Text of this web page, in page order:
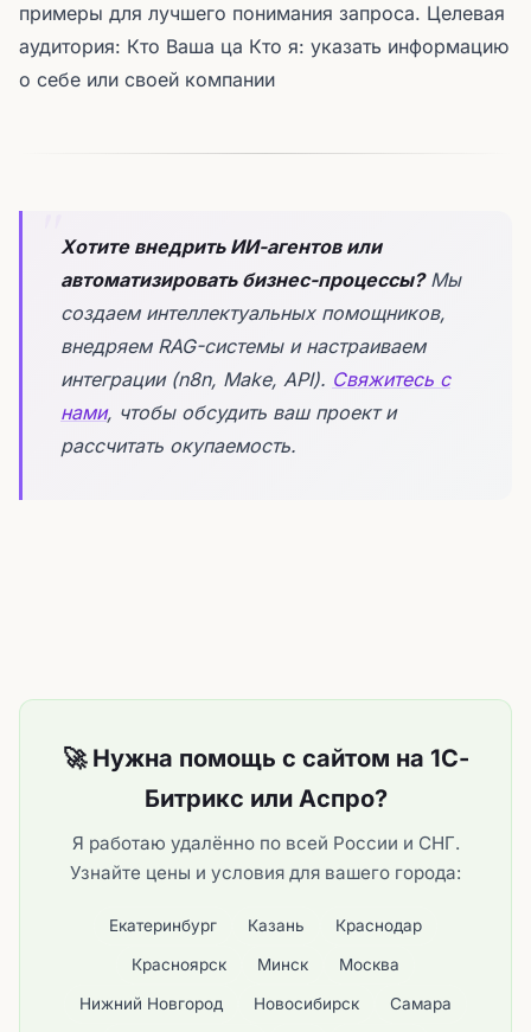
примеры для лучшего понимания запроса. Целевая
аудитория: Кто Ваша ца Кто я: указать информацию
о себе или своей компании
Хотите внедрить ИИ-агентов или
автоматизировать бизнес-процессы?Мы
создаем интеллектуальных помощников,
внедряем RAG-системы и настраиваем
интеграции (n8n, Make, API). Свяжитесь с
нами, чтобы обсудить ваш проект и
рассчитать окупаемость.
🚀 Нужна помощь с сайтом на 1С-
Битрикс или Аспро?
Я работаю удалённо по всей России и СНГ.
Узнайте цены и условия для вашего города:
Екатеринбург Казань Краснодар
Красноярск Минск Москва
Нижний Новгород Новосибирск Самара